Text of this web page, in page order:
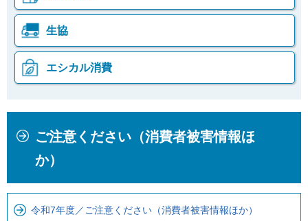
生協
エシカル消費
ま
で
ロ
ー
ご注意ください（消費者被害情報ほ
か）
令和7年度／ご注意ください（消費者被害情報ほか）